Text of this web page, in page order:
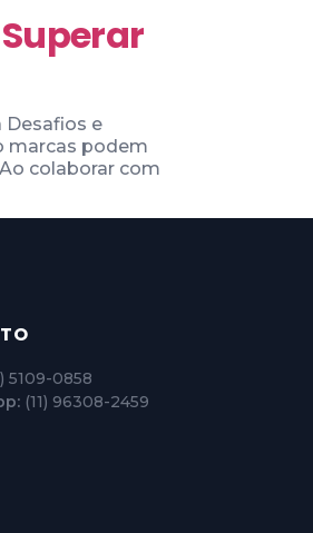
Desafios e
marcas podem
colaborar com
5109-0858
(11) 96308-2459